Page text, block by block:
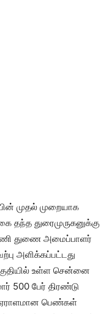
முதல் முறையாக
தந்த துரைமுருகனுக்கு
துணை அமைப்பாளர்
அளிக்கப்பட்டது
உள்ள சென்னை
500 பேர் திரண்டு
பெண்கள்